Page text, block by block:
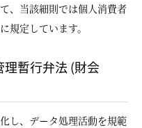
、当該細則では個人消費者
規定しています。
暫行弁法 (財会
し、データ処理活動を規範